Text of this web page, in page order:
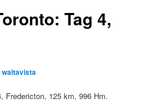
Tag 4,
waltavista
Fredericton, 125 km, 996 Hm.